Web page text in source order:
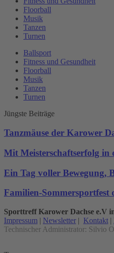
Floorball
Musik
Tanzen
Turnen
Ballsport
Fitness und Gesundheit
Floorball
Musik
Tanzen
Turnen
Jüngste Beiträge
Tanzmäuse der Karower
Mit Meisterschaftserfolg in
Ein Tag voller Bewegung,
Familien-Sommersportfest
Sporttreff Karower Dachse e.V
Impressum | Newsletter | Kontakt |
Technischer Administrator: Silvio